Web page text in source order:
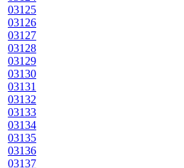
03125
03126
03127
03128
03129
03130
03131
03132
03133
03134
03135
03136
03137